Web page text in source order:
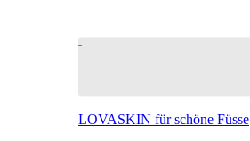
LOVASKIN für schöne Füsse